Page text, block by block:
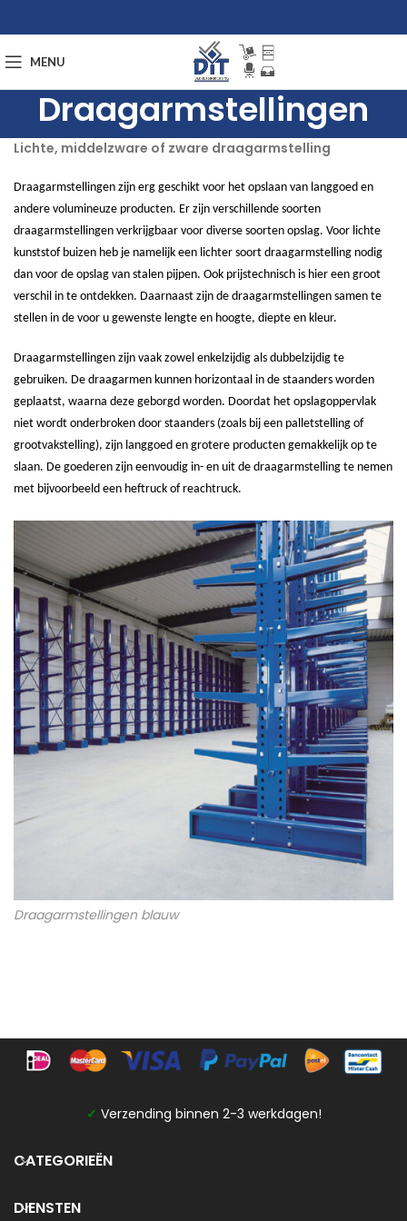
MENU
Draagarmstellingen
Lichte, middelzware of zware draagarmstelling
Draagarmstellingen zijn erg geschikt voor het opslaan van langgoed en
andere volumineuze producten. Er zijn verschillende soorten
draagarmstellingen verkrijgbaar voor diverse soorten opslag. Voor lichte
kunststof buizen heb je namelijk een lichter soort draagarmstelling nodig
dan voor de opslag van stalen pijpen. Ook prijstechnisch is hier een groot
verschil in te ontdekken. Daarnaast zijn de draagarmstellingen samen te
stellen in de voor u gewenste lengte en hoogte, diepte en kleur.
Draagarmstellingen zijn vaak zowel enkelzijdig als dubbelzijdig te
gebruiken. De draagarmen kunnen horizontaal in de staanders worden
geplaatst, waarna deze geborgd worden. Doordat het opslagoppervlak
niet wordt onderbroken door staanders (zoals bij een palletstelling of
grootvakstelling), zijn langgoed en grotere producten gemakkelijk op te
slaan. De goederen zijn eenvoudig in- en uit de draagarmstelling te nemen
met bijvoorbeeld een heftruck of reachtruck.
Draagarmstellingen blauw
✓ Verzending binnen 2-3 werkdagen!
CATEGORIEËN
DIENSTEN